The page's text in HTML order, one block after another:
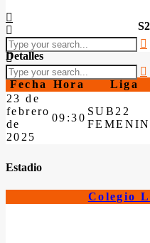
Detalles
Fecha Hora Liga
23 de
febrero
de
2025
09:30
SUB22
Estadio
Colegio